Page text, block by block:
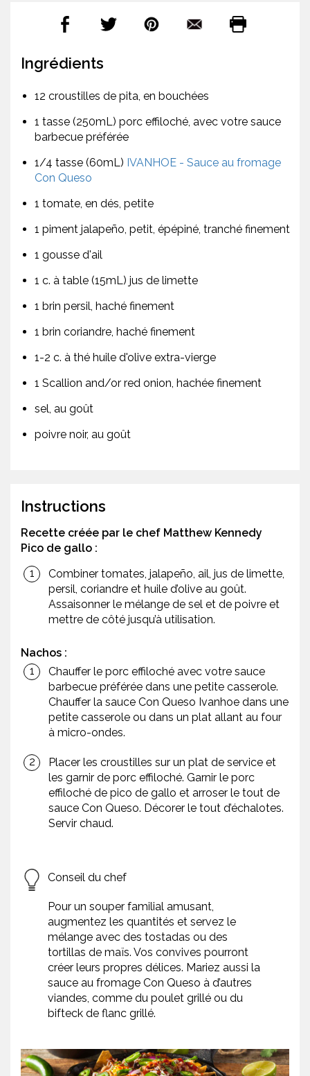
Ingrédients
12 croustilles de pita, en bouchées
1 tasse (250mL) porc effiloché, avec votre sauce
barbecue préférée
1/4 tasse (60mL) IVANHOE - Sauce au fromage
Con Queso
1 tomate, en dés, petite
1 piment jalapeño, petit, épépiné, tranché finement
1 gousse d'ail
1 c. à table (15mL) jus de limette
1 brin persil, haché finement
1 brin coriandre, haché finement
1-2 c. à thé huile d'olive extra-vierge
1 Scallion and/or red onion, hachée finement
sel, au goût
poivre noir, au goût
Instructions
Recette créée par le chef Matthew Kennedy
Pico de gallo :
Combiner tomates, jalapeño, ail, jus de limette,
persil, coriandre et huile d’olive au goût.
Assaisonner le mélange de sel et de poivre et
mettre de côté jusqu’à utilisation.
Nachos :
Chauffer le porc effiloché avec votre sauce
barbecue préférée dans une petite casserole.
Chauffer la sauce Con Queso Ivanhoe dans une
petite casserole ou dans un plat allant au four
à micro-ondes.
Placer les croustilles sur un plat de service et
les garnir de porc effiloché. Garnir le porc
effiloché de pico de gallo et arroser le tout de
sauce Con Queso. Décorer le tout d’échalotes.
Servir chaud.
Conseil du chef
Pour un souper familial amusant,
augmentez les quantités et servez le
mélange avec des tostadas ou des
tortillas de maïs. Vos convives pourront
créer leurs propres délices. Mariez aussi la
sauce au fromage Con Queso à d’autres
viandes, comme du poulet grillé ou du
bifteck de flanc grillé.